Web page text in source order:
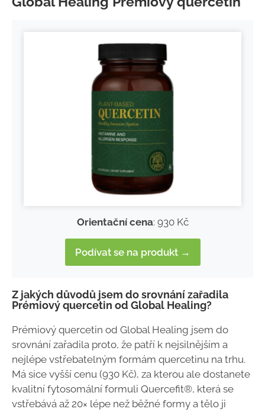
Orientační cena: 930 Kč
Podívat se na produkt →
Z jakých důvodů jsem do srovnání zařadila
Prémiový quercetin od Global Healing?
Prémiový quercetin od Global Healing jsem do
srovnání zařadila proto, že patří k nejsilnějším a
nejlépe vstřebatelným formám quercetinu na trhu.
Má sice vyšší cenu (930 Kč), za kterou ale dostanete
kvalitní fytosomální formuli Quercefit®, která se
vstřebává až 20× lépe než běžné formy a tělo ji